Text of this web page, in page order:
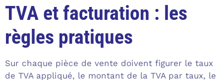
TVA et facturation : les
règles pratiques
Sur chaque pièce de vente doivent figurer le taux
de TVA appliqué, le montant de la TVA par taux, le